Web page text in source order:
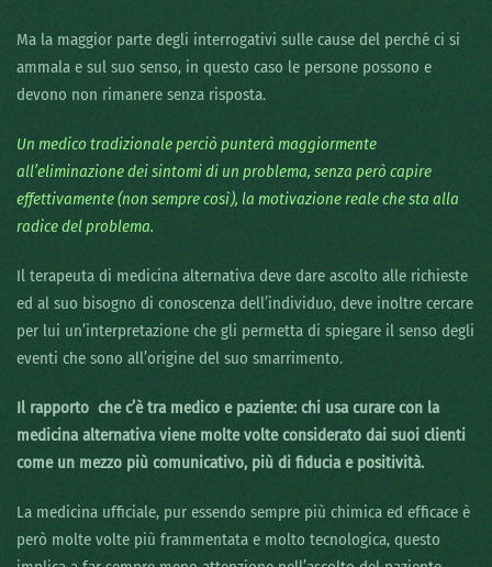
Ma la maggior parte degli interrogativi sulle cause del perché ci si
ammala e sul suo senso, in questo caso le persone possono e
devono non rimanere senza risposta.
Un medico tradizionale perciò punterà maggiormente
all’eliminazione dei sintomi di un problema, senza però capire
effettivamente (non sempre così), la motivazione reale che sta alla
radice del problema.
Il terapeuta di medicina alternativa deve dare ascolto alle richieste
ed al suo bisogno di conoscenza dell’individuo, deve inoltre cercare
per lui un’interpretazione che gli permetta di spiegare il senso degli
eventi che sono all’origine del suo smarrimento.
Il rapporto che c’è tra medico e paziente: chi usa curare con la
medicina alternativa viene molte volte considerato dai suoi clienti
come un mezzo più comunicativo, più di fiducia e positività.
La medicina ufficiale, pur essendo sempre più chimica ed efficace è
però molte volte più frammentata e molto tecnologica, questo